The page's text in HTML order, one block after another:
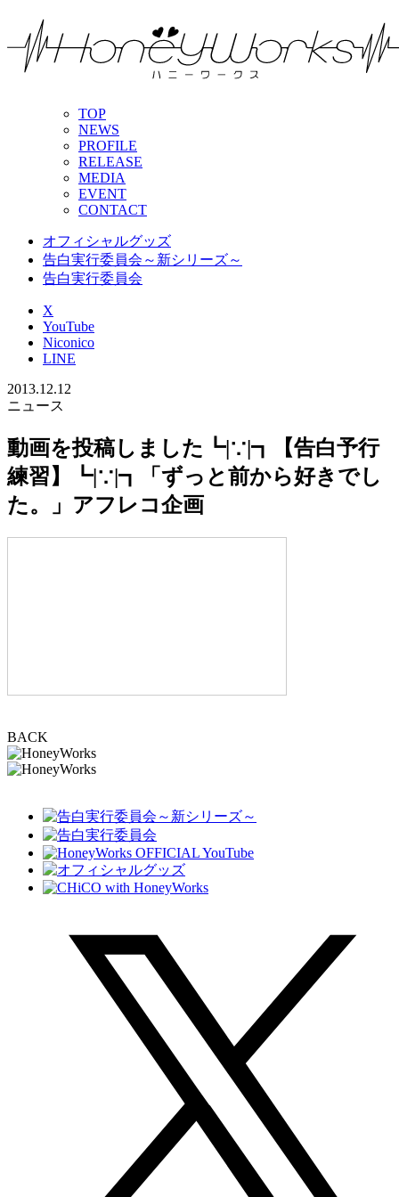
TOP
NEWS
PROFILE
RELEASE
MEDIA
EVENT
CONTACT
オフィシャルグッズ
告白実行委員会～新シリーズ～
告白実行委員会
X
YouTube
Niconico
LINE
2013.12.12
ニュース
動画を投稿しました┗|∵|┓【告白予行
練習】┗|∵|┓「ずっと前から好きでし
た。」アフレコ企画
BACK